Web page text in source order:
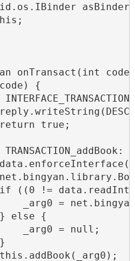
onTransact(int
{
true;
TRANSACTION_addBook:
((0 !=
_arg0 =
else {
_arg0 = null;